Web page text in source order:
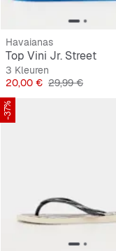
Havaianas
Top Vini Jr. Street
3 Kleuren
Prijs
20,00 € Originele Prijs
29,99 €
-37%